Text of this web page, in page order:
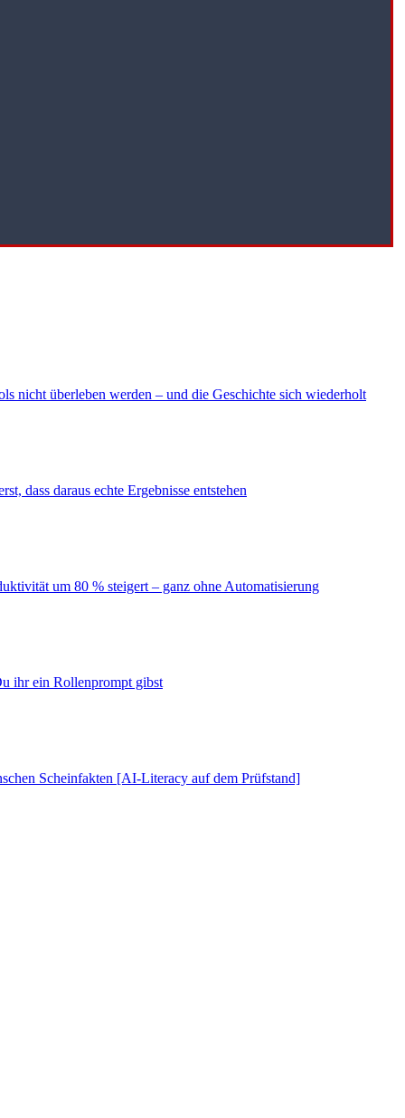
nicht überleben werden – und die Geschichte sich wiederholt
dass daraus echte Ergebnisse entstehen
um 80 % steigert – ganz ohne Automatisierung
ihr ein Rollenprompt gibst
Scheinfakten [AI-Literacy auf dem Prüfstand]